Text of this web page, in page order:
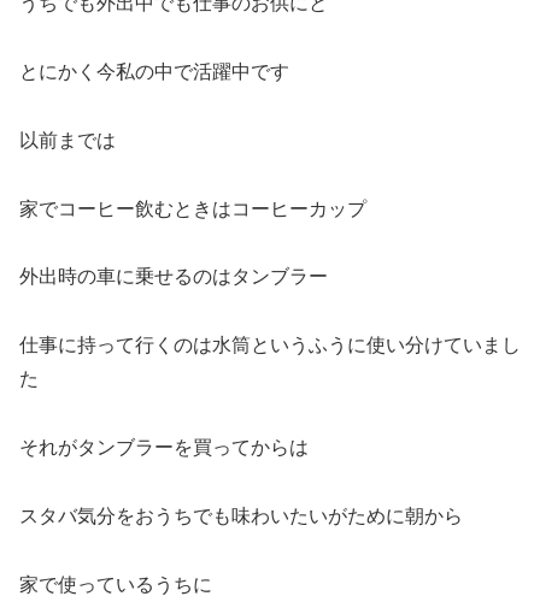
とにかく今私の中で活躍中です
以前までは
家でコーヒー飲むときはコーヒーカップ
外出時の車に乗せるのはタンブラー
仕事に持って行くのは水筒というふうに使い分けていまし
た
それがタンブラーを買ってからは
スタバ気分をおうちでも味わいたいがために朝から
家で使っているうちに